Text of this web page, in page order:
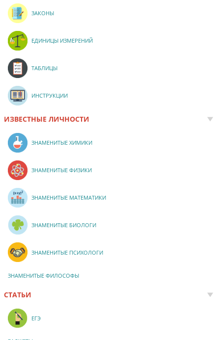
ЗАКОНЫ
ЕДИНИЦЫ ИЗМЕРЕНИЙ
ТАБЛИЦЫ
ИНСТРУКЦИИ
ИЗВЕСТНЫЕ ЛИЧНОСТИ
ЗНАМЕНИТЫЕ ХИМИКИ
ЗНАМЕНИТЫЕ ФИЗИКИ
ЗНАМЕНИТЫЕ МАТЕМАТИКИ
ЗНАМЕНИТЫЕ БИОЛОГИ
ЗНАМЕНИТЫЕ ПСИХОЛОГИ
ЗНАМЕНИТЫЕ ФИЛОСОФЫ
СТАТЬИ
ЕГЭ